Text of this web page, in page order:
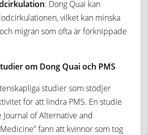
: Dong Quai kan
vilket kan minska
migrän som ofta är förknippade
om Dong Quai och PMS
studier som stödjer
för att lindra PMS. En studie
Journal of Alternative and
fann att kvinnor som tog